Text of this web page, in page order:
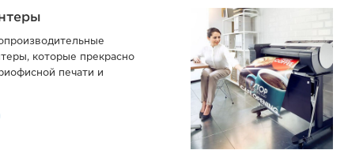
которые прекрасно
печати и